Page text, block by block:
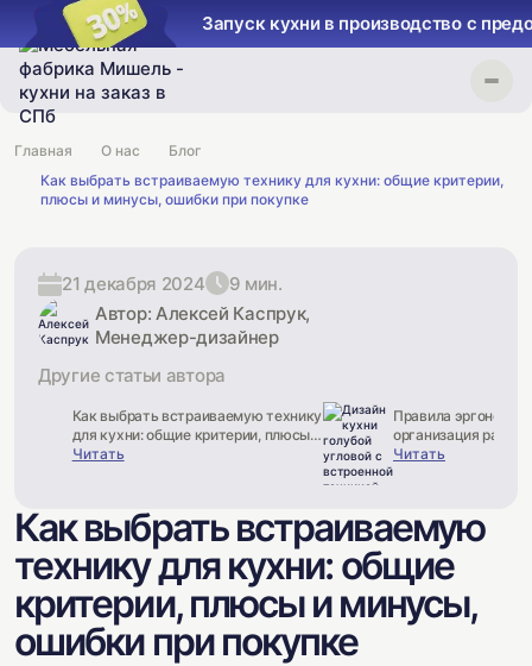
Запуск кухни в производство с
Главная О нас
Блог
Как выбрать встраиваемую технику для кухни: общие критерии,
плюсы и минусы, ошибки при покупке
21 декабря 2024
9 мин.
Автор: Алексей Каспрук,
Менеджер-дизайнер
Другие статьи автора
Как выбрать встраиваемую технику
для кухни: общие критерии, плюсы и
минусы, ошибки при покупке
Читать
Правила
организация
пространства,
Читать
Как выбрать встраиваемую
технику для кухни: общие
критерии, плюсы и минусы,
ошибки при покупке